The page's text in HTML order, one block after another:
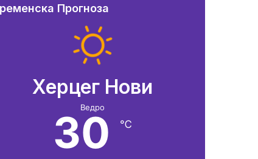
Прогноза
Херцег Нови
Ведро
30 ℃